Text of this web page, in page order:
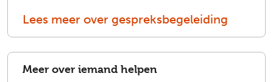
Lees meer over gespreksbegeleiding
Meer over iemand helpen